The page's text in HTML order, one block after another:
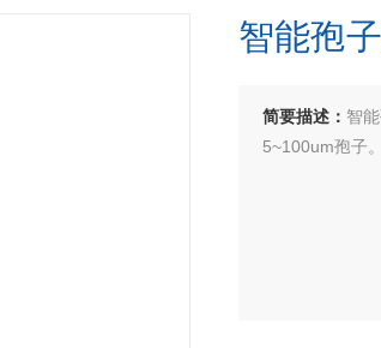
智能孢
简要描述： 智
5~100um孢子。